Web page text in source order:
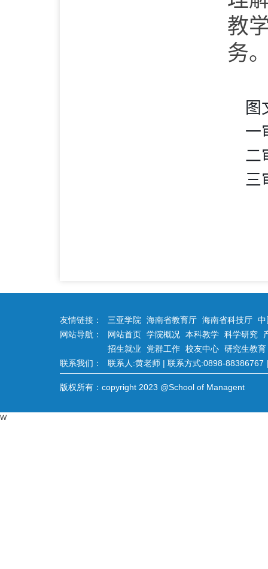
教
务
图
一
二
三
友情链接： 三亚学院 海南省教育厅 海南省科技厅 中
网站导航：
网站首页 学院概况 本科教学 科学研究
招生就业
党群工作 校友中心 研究生教育
联系我们：
联系人:黄老师 | 联系方式:0898-88386767
版权所有：copyright 2023 @School of Managent
W